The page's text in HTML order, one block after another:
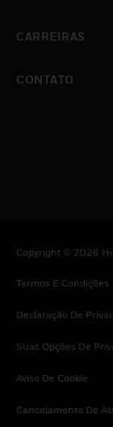
CARREIRAS
CONTATO
Copyright © 2026
Termos E Condições
Declaração De
Suas Opções De
Aviso De Cookie
Cancelamento De